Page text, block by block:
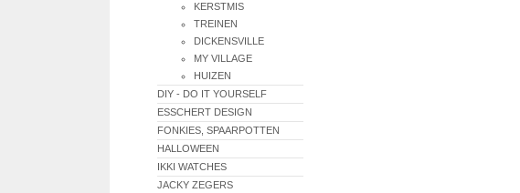
KERSTMIS
TREINEN
DICKENSVILLE
MY VILLAGE
HUIZEN
DIY - DO IT YOURSELF
ESSCHERT DESIGN
FONKIES, SPAARPOTTEN
HALLOWEEN
IKKI WATCHES
JACKY ZEGERS